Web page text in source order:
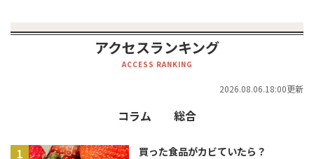
アクセスランキング
ACCESS RANKING
2026.08.06.18:00更新
コラム 総合
買った食品がカビていたら？